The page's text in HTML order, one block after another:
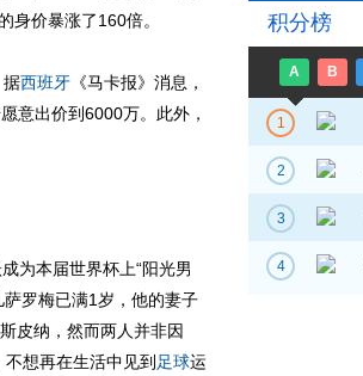
身价暴涨了160倍。
西班牙 《马卡报》消息，
意出价到6000万。此外，
为本届世界杯上“阳光男
罗梅已满1岁，他的妻子
皮纳，然而两人并非因
想再在生活中见到 足球运
积分榜
A B
1
2
3
4